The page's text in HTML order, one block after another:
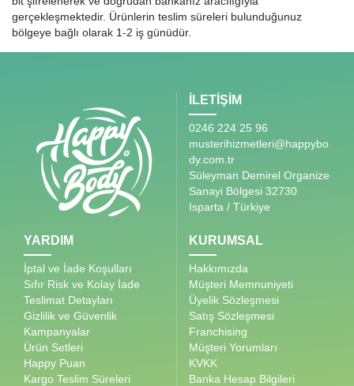
gerçekleşmektedir. Ürünlerin teslim süreleri bulunduğunuz
bölgeye bağlı olarak 1-2 iş günüdür.
İLETİŞİM
0246 224 25 96
musterihizmetleri@happybo
dy.com.tr
Süleyman Demirel Organize
Sanayi Bölgesi 32730
Isparta / Türkiye
YARDIM
İptal ve İade Koşulları
Sıfır Risk ve Kolay İade
Teslimat Detayları
Gizlilik ve Güvenlik
Kampanyalar
Ürün Setleri
Happy Puan
Kargo Teslim Süreleri
KURUMSAL
Hakkımızda
Müşteri Memnuniyeti
Üyelik Sözleşmesi
Satış Sözleşmesi
Franchising
Müşteri Yorumları
KVKK
Banka Hesap Bilgileri